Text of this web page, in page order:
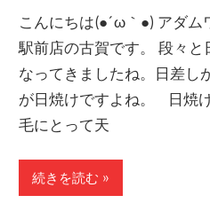
こんにちは(●´ω｀●) アダ
駅前店の古賀です。 段々
なってきましたね。日差し
が日焼けですよね。 日焼
毛にとって天
続きを読む »